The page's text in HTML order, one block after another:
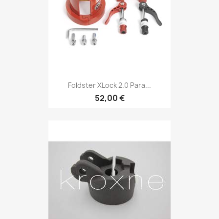
Foldster XLock 2.0 Para...
52,00 €